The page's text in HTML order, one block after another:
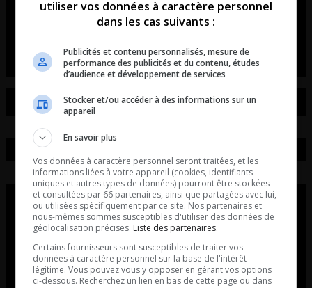
Entrevue avec Marie-Michèle Limoges du
utiliser vos données à caractère personnel
dans les cas suivants :
Publicités et contenu personnalisés, mesure de
performance des publicités et du contenu, études
d’audience et développement de services
Stocker et/ou accéder à des informations sur un
appareil
En savoir plus
Vos données à caractère personnel seront traitées, et les
informations liées à votre appareil (cookies, identifiants
uniques et autres types de données) pourront être stockées
et consultées par 66 partenaires, ainsi que partagées avec lui,
ou utilisées spécifiquement par ce site. Nos partenaires et
nous-mêmes sommes susceptibles d'utiliser des données de
géolocalisation précises. Liste des partenaires.
Certains fournisseurs sont susceptibles de traiter vos
données à caractère personnel sur la base de l'intérêt
légitime. Vous pouvez vous y opposer en gérant vos options
ci-dessous. Recherchez un lien en bas de cette page ou dans